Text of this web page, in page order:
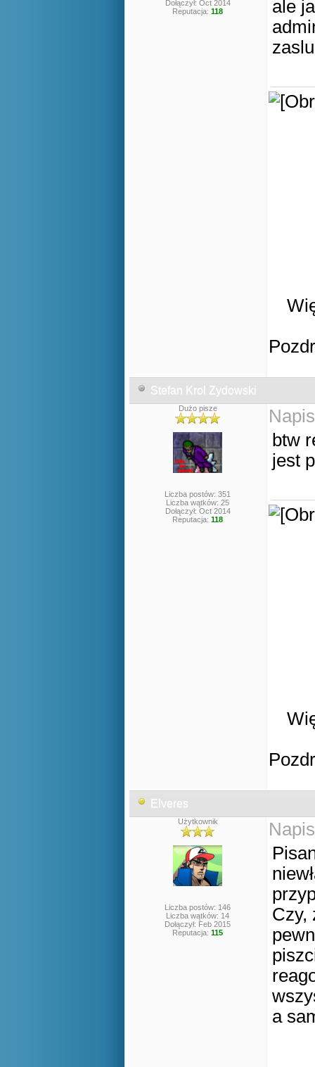
Dołączył: Oct 2014
Reputacja: 118
ale
Stefan Krol Zydowski
Dużo pisze
Liczba postów: 351
Liczba wątków: 25
Dołączył: Oct 2014
Reputacja: 118
btw
jest
Elveres
Użytkownik
Liczba postów: 146
Liczba wątków: 14
Dołączył: Feb 2015
Reputacja: 115
Czy,
a